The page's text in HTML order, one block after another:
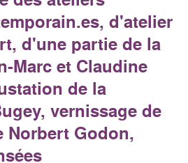
d'atelier
d'une partie de la
Marc et Claudine
de la
vernissage de
Norbert Godon,